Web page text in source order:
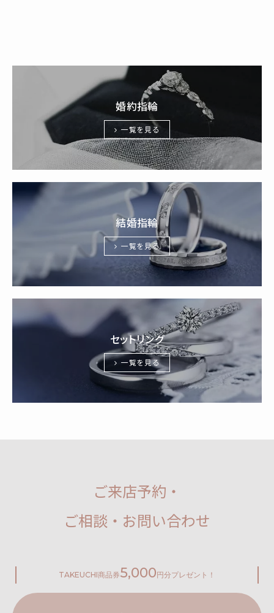
婚約指輪
一覧を見る
結婚指輪
一覧を見る
セットリング
一覧を見る
ご来店予約・
ご相談・お問い合わせ
TAKEUCHI商品券5,000 円分プレゼント！